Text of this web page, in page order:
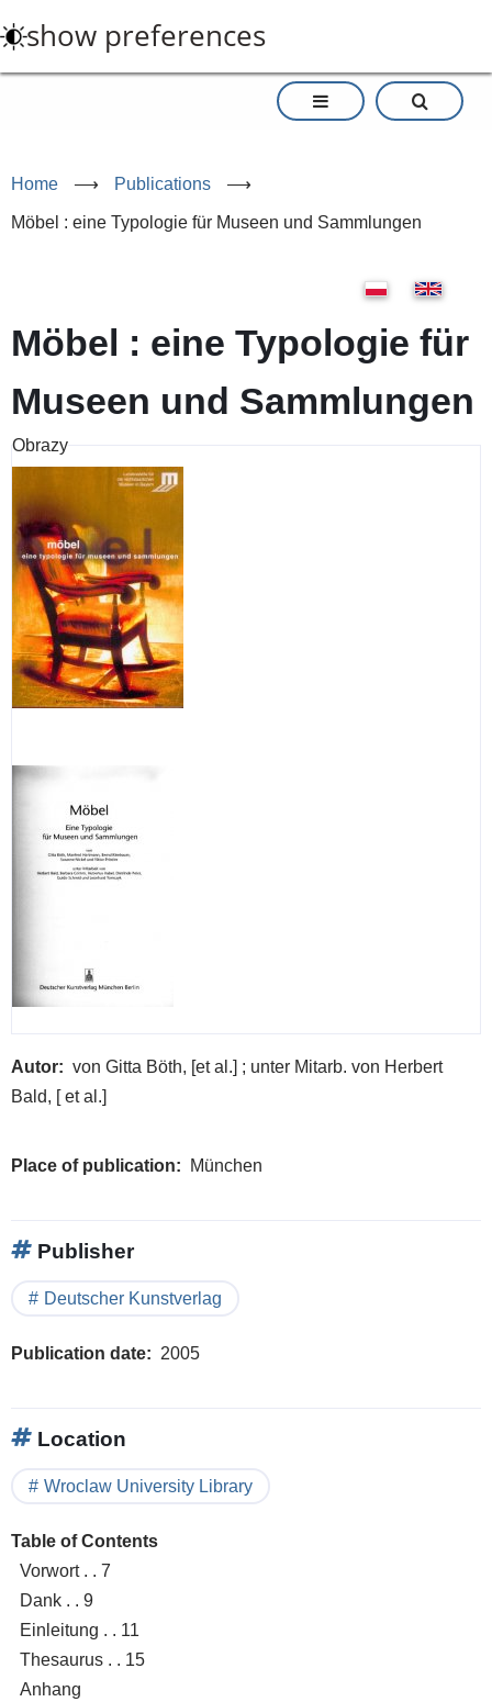
to
main
show preferences
Home ⟶ Publications ⟶
Möbel : eine Typologie für Museen und Sammlungen
Möbel : eine Typologie für
Museen und Sammlungen
Obrazy
Autor
von Gitta Böth, [et al.] ; unter Mitarb. von Herbert
Bald, [ et al.]
Place of publication München
Publisher
Deutscher Kunstverlag
Publication date 2005
Location
Wroclaw University Library
Table of Contents
Vorwort . . 7
Dank . . 9
Einleitung . . 11
Thesaurus . . 15
Anhang